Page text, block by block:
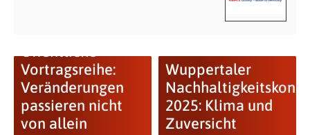
Vortragsreihe:
Veränderungen
passieren nicht
von allein
Wuppertaler
2025: Klima und
Zuversicht